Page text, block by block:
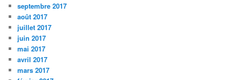
septembre 2017
août 2017
juillet 2017
juin 2017
mai 2017
avril 2017
mars 2017